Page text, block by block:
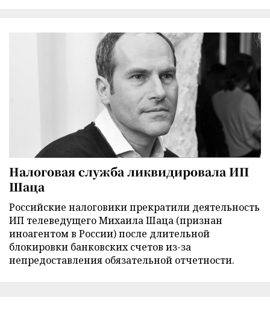
Налоговая служба ликвидировала ИП
Шаца
Российские налоговики прекратили деятельность
ИП телеведущего Михаила Шаца (признан
иноагентом в России) после длительной
блокировки банковских счетов из-за
непредоставления обязательной отчетности.